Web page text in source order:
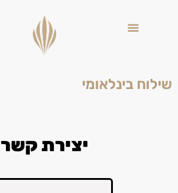
שילוח בינלאומי
יצירת קשר